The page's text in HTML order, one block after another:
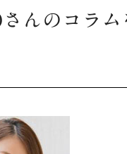
んのコラム